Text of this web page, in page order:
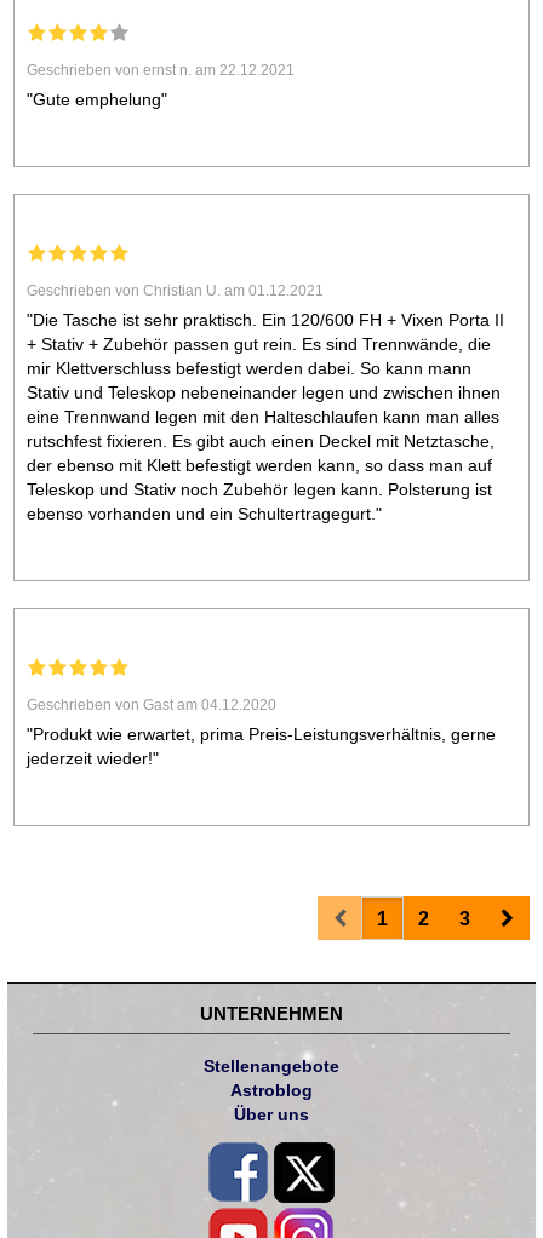
Geschrieben von ernst n. am 22.12.2021
"Gute emphelung"
Geschrieben von Christian U. am 01.12.2021
"Die Tasche ist sehr praktisch. Ein 120/600 FH + Vixen Porta II
+ Stativ + Zubehör passen gut rein. Es sind Trennwände, die
mir Klettverschluss befestigt werden dabei. So kann mann
Stativ und Teleskop nebeneinander legen und zwischen ihnen
eine Trennwand legen mit den Halteschlaufen kann man alles
rutschfest fixieren. Es gibt auch einen Deckel mit Netztasche,
der ebenso mit Klett befestigt werden kann, so dass man auf
Teleskop und Stativ noch Zubehör legen kann. Polsterung ist
ebenso vorhanden und ein Schultertragegurt."
Geschrieben von Gast am 04.12.2020
"Produkt wie erwartet, prima Preis-Leistungsverhältnis, gerne
jederzeit wieder!"
Prev1 2 3
UNTERNEHMEN
Stellenangebote
Astroblog
Über uns